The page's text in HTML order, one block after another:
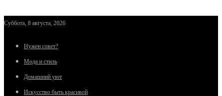
Суббота, 8 августа, 2026
Нужен совет?
Мода и стиль
Домашний уют
Искусство быть красивой